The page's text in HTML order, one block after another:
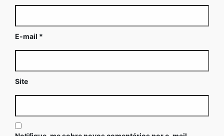
E-mail *
Site